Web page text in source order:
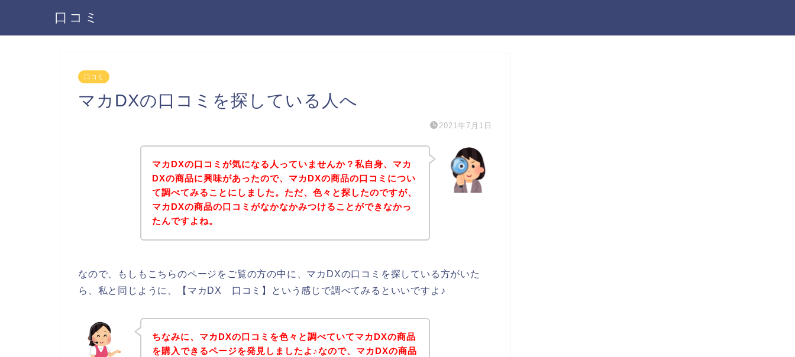
口コミ
口コミ
マカDXの口コミを探している人へ
2021年7月1日
マカDXの口コミが気になる人っていませんか？私自身、マカ
DXの商品に興味があったので、マカDXの商品の口コミについ
て調べてみることにしました。ただ、色々と探したのですが、
マカDXの商品の口コミがなかなかみつけることができなかっ
たんですよね。
なので、もしもこちらのページをご覧の方の中に、マカDXの口コミを探している方がいた
ら、私と同じように、【マカDX 口コミ】という感じで調べてみるといいですよ♪
ちなみに、マカDXの口コミを色々と調べていてマカDXの商品
を購入できるページを発見しましたよ♪なので、マカDXの商品